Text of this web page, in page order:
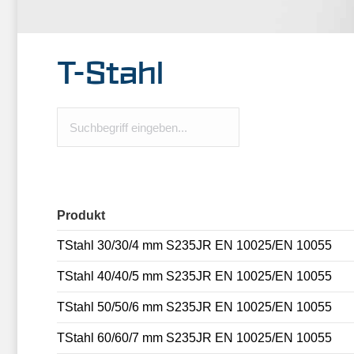
T-Stahl
Produkt
TStahl 30/30/4 mm S235JR EN 10025/EN 10055
TStahl 40/40/5 mm S235JR EN 10025/EN 10055
TStahl 50/50/6 mm S235JR EN 10025/EN 10055
TStahl 60/60/7 mm S235JR EN 10025/EN 10055